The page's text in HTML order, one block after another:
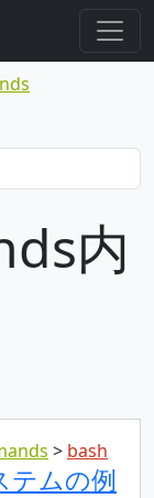
内
bash
テムの例